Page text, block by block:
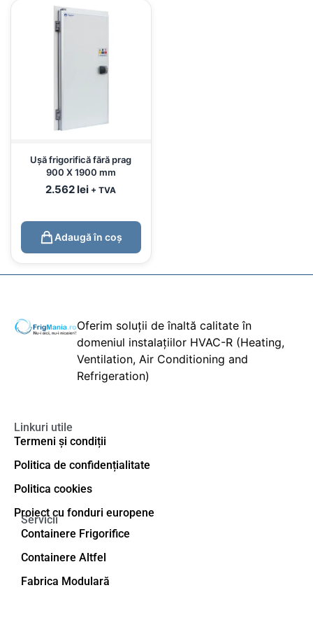
Ușă frigorifică fără prag
900 X 1900 mm
2.562lei + TVA
Adaugă în coș
Oferim soluții de înaltă calitate în
domeniul instalațiilor HVAC-R (Heating,
Ventilation, Air Conditioning and
Refrigeration)
Linkuri utile
Termeni și condiții
Politica de confidențialitate
Politica cookies
Proiect cu fonduri europene
Servicii
Containere Frigorifice
Containere Altfel
Fabrica Modulară